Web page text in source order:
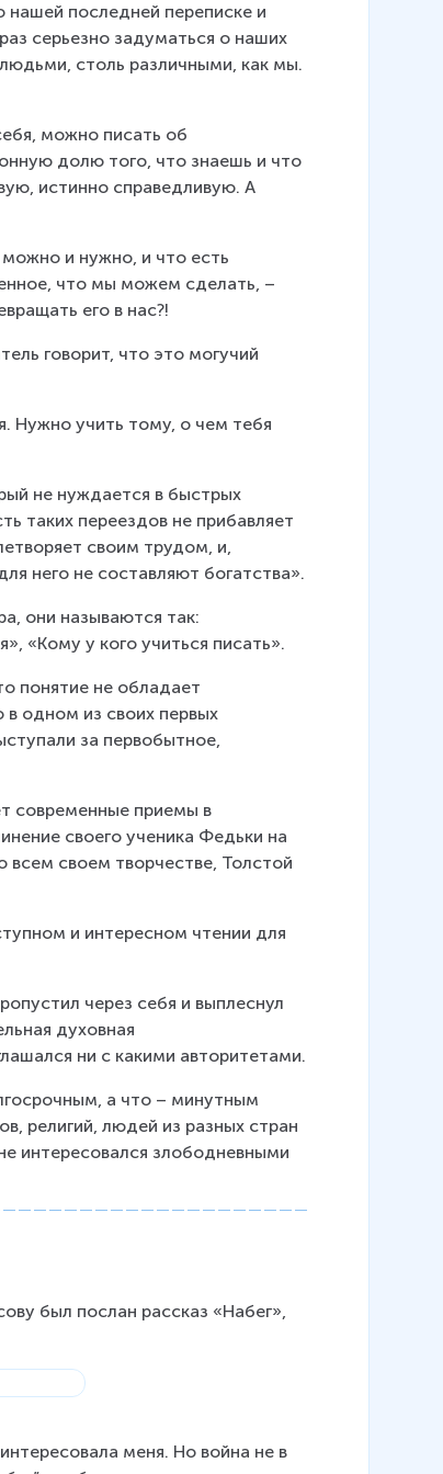
последней переписке и
серьезно задуматься о наших
столь различными, как мы.
можно писать об
долю того, что знаешь и что
истинно справедливую. А
и нужно, и что есть
что мы можем сделать, –
его в нас?!
говорит, что это могучий
Нужно учить тому, о чем тебя
не нуждается в быстрых
таких переездов не прибавляет
своим трудом, и,
него не составляют богатства».
они называются так:
«Кому у кого учиться писать».
понятие не обладает
одном из своих первых
за первобытное,
современные приемы в
своего ученика Федьки на
всем своем творчестве, Толстой
и интересном чтении для
через себя и выплеснул
духовная
ни с какими авторитетами.
а что – минутным
религий, людей из разных стран
интересовался злободневными
был послан рассказ «Набег»,
меня. Но война не в